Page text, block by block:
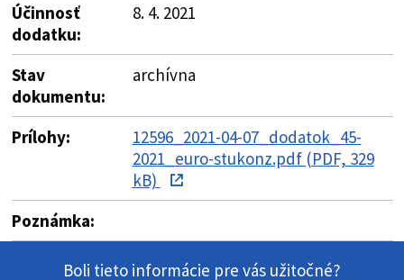
Účinnosť
dodatku:
8. 4. 2021
Stav
dokumentu:
archívna
Prílohy:
12596_2021-04-07_dodatok_45-
2021_euro-stukonz.pdf (PDF, 329
kB)
Poznámka:
Boli tieto informácie pre vás užitočné?